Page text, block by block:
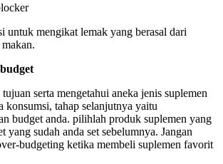
untuk mengikat lemak yang berasal dari
serta mengetahui aneka jenis suplemen
konsumsi, tahap selanjutnya yaitu
budget anda. pilihlah produk suplemen yang
yang sudah anda set sebelumnya. Jangan
budgeting ketika membeli suplemen favorit